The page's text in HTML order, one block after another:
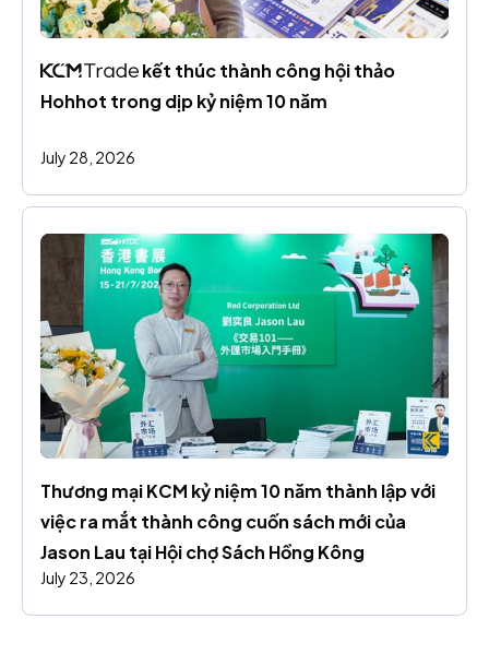
kết thúc thành công hội thảo
Hohhot trong dịp kỷ niệm 10 năm
July 28, 2026
Thương mại KCM kỷ niệm 10 năm thành lập với
việc ra mắt thành công cuốn sách mới của
Jason Lau tại Hội chợ Sách Hồng Kông
July 23, 2026